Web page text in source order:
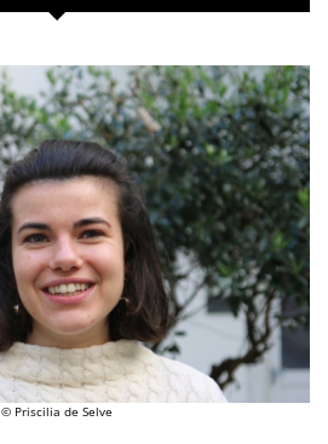
© Priscilia de Selve